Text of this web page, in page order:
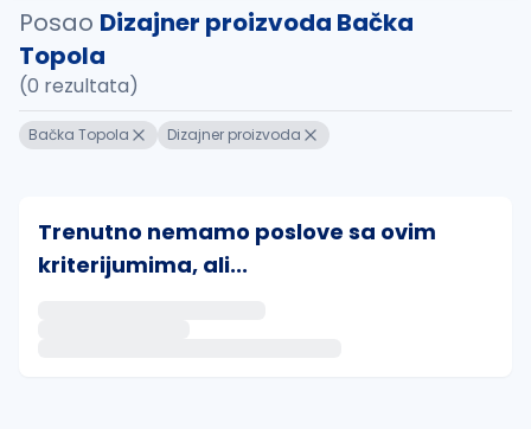
Posao Dizajner proizvoda Bačka
Topola
(0 rezultata)
Bačka Topola Dizajner proizvoda
Trenutno nemamo poslove sa ovim
kriterijumima, ali...